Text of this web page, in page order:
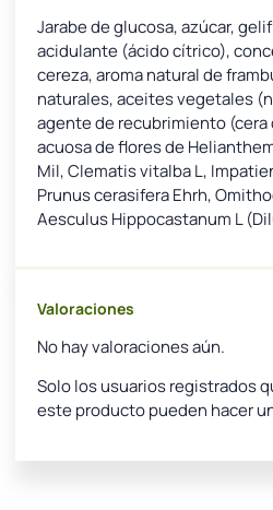
Jarabe de glucosa, azúcar,
acidulante (ácido cítrico),
cereza, aroma natural de
naturales, aceites vegetales
agente de recubrimiento (cera
acuosa de flores de
Mil, Clematis vitalba L,
Prunus cerasifera Ehrh,
Aesculus Hippocastanum L
Valoraciones
No hay valoraciones aún.
Solo los usuarios registrados
este producto pueden hacer